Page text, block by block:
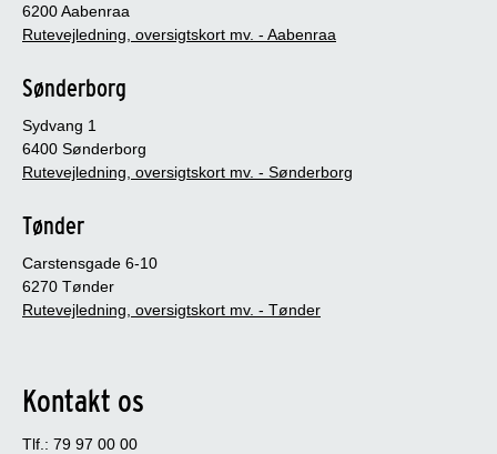
6200 Aabenraa
Rutevejledning, oversigtskort mv. - Aabenraa
Sønderborg
Sydvang 1
6400 Sønderborg
Rutevejledning, oversigtskort mv. - Sønderborg
Tønder
Carstensgade 6-10
6270 Tønder
Rutevejledning, oversigtskort mv. - Tønder
Kontakt os
Tlf.: 79 97 00 00